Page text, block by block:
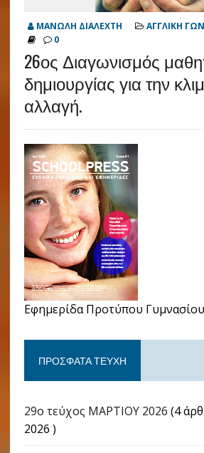
ΜΑΝΩΛΗ ΔΙΑΛΕΧΤΗ
ΑΓΓΛΙΚΗ
0
26ος Διαγωνισμός
δημιουργίας για την
αλλαγή.
Εφημερίδα Προτύπου
ΠΡΌΣΦΑΤΑ ΤΕΎΧΗ
29ο τεύχος ΜΑΡΤΙΟΥ 2026 (4
2026 )